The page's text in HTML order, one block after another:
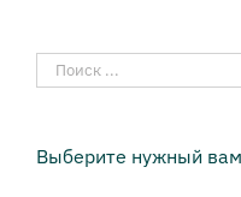
Результат
поиска:
Выберите нужный